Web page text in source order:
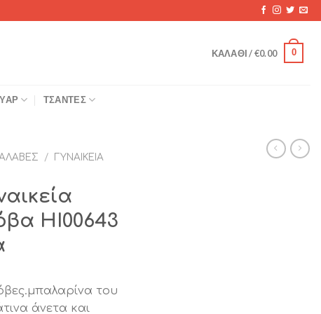
ΚΑΛΆΘΙ /€0.00 0
ΤΣΆΝΤΕΣ
/
ΓΥΝΑΙΚΕΊΑ
ΗΙ00643
του
άνετα και